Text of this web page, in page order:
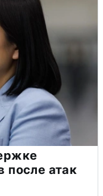
после атак